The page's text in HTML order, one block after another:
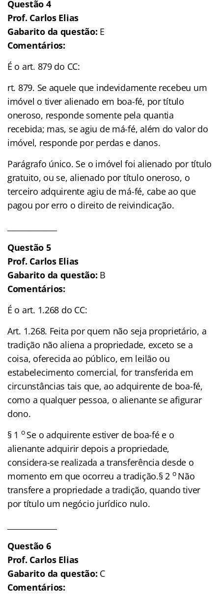
Questão 4
Prof. Carlos Elias
Gabarito da questão: E
Comentários:
É o art. 879 do CC:
rt. 879. Se aquele que indevidamente recebeu um
imóvel o tiver alienado em boa-fé, por título
oneroso, responde somente pela quantia
recebida; mas, se agiu de má-fé, além do valor do
imóvel, responde por perdas e danos.
Parágrafo único. Se o imóvel foi alienado por título
gratuito, ou se, alienado por título oneroso, o
terceiro adquirente agiu de má-fé, cabe ao que
pagou por erro o direito de reivindicação.
Questão 5
Prof. Carlos Elias
Gabarito da questão: B
Comentários:
É o art. 1.268 do CC:
Art. 1.268. Feita por quem não seja proprietário, a
tradição não aliena a propriedade, exceto se a
coisa, oferecida ao público, em leilão ou
estabelecimento comercial, for transferida em
circunstâncias tais que, ao adquirente de boa-fé,
como a qualquer pessoa, o alienante se afigurar
dono.
§ 1 o Se o adquirente estiver de boa-fé e o
alienante adquirir depois a propriedade,
considera-se realizada a transferência desde o
momento em que ocorreu a tradição.§ 2 o Não
transfere a propriedade a tradição, quando tiver
por título um negócio jurídico nulo.
Questão 6
Prof. Carlos Elias
Gabarito da questão: C
Comentários: